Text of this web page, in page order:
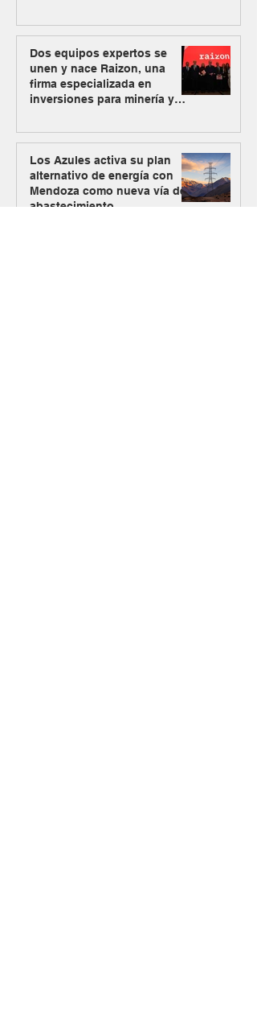
Dos equipos expertos se
unen y nace Raizon, una
firma especializada en
inversiones para minería y
Los Azules activa su plan
alternativo de energía con
Mendoza como nueva vía de
abastecimiento